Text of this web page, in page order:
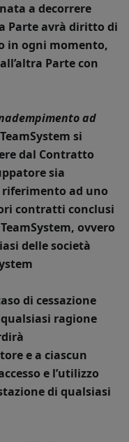
a decorrere
Parte avrà diritto di
in ogni momento,
Parte con
ad
si
dal Contratto
sia
ad uno
contratti conclusi
ovvero
delle società
di cessazione
ragione
e a ciascun
e l’utilizzo
di qualsiasi